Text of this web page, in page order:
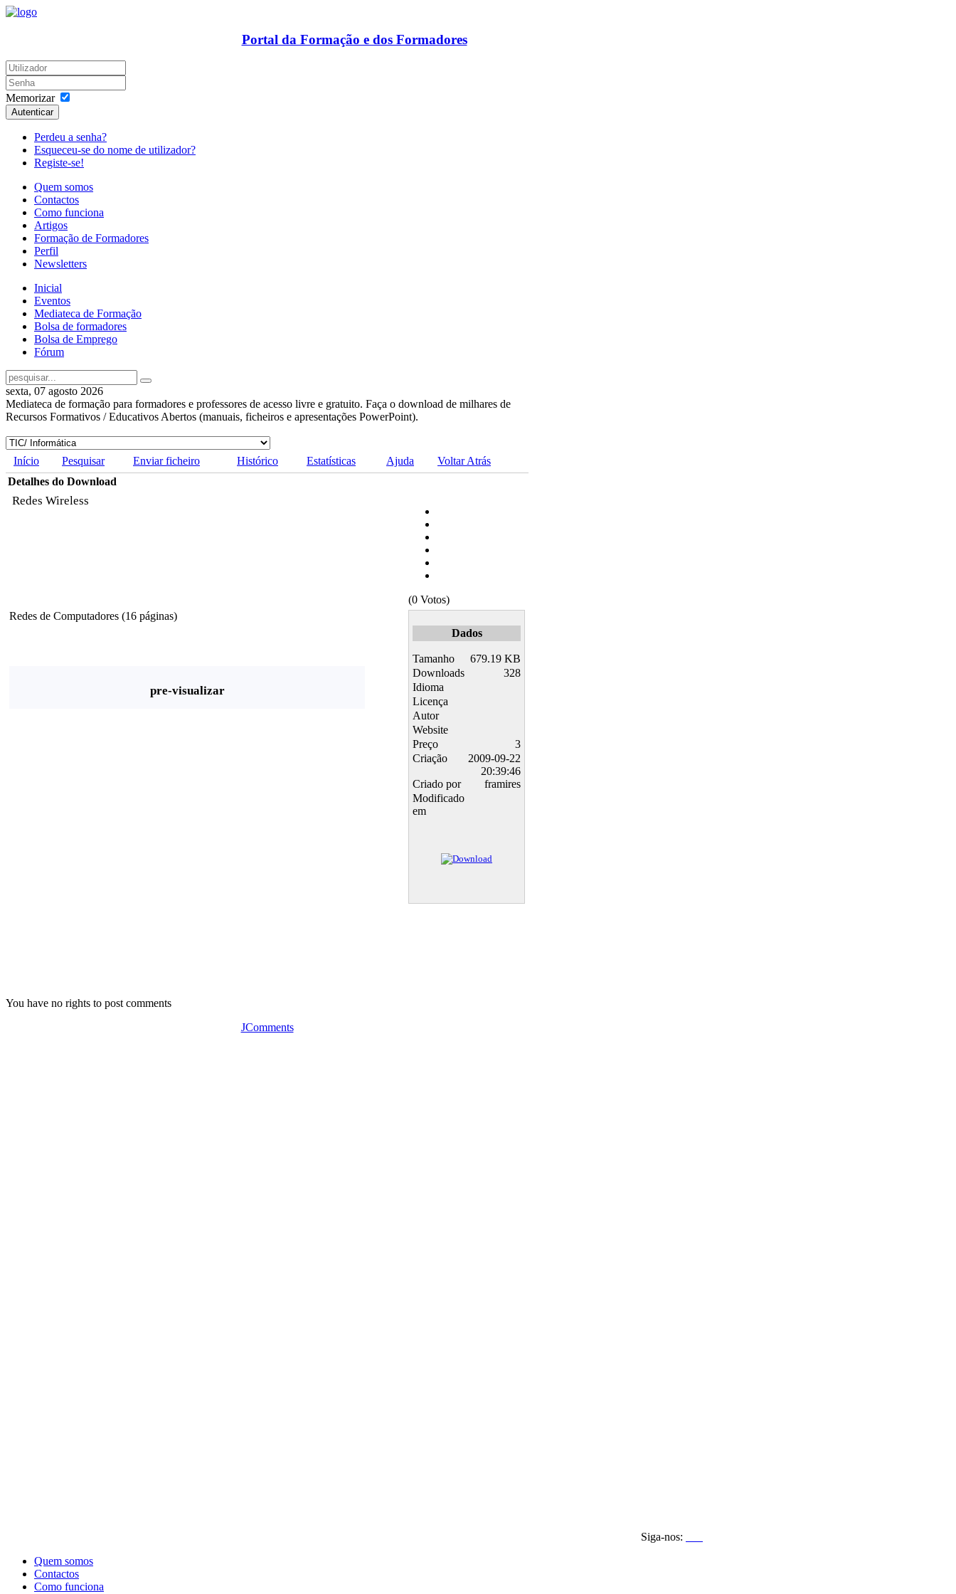
Portal da Formação e dos Formadores
Memorizar
Autenticar
Perdeu a senha?
Esqueceu-se do nome de utilizador?
Registe-se!
Quem somos
Contactos
Como funciona
Artigos
Formação de Formadores
Perfil
Newsletters
Inicial
Eventos
Mediateca de Formação
Bolsa de formadores
Bolsa de Emprego
Fórum
sexta, 07 agosto 2026
Mediateca de formação para formadores e professores de acesso livre e gratuito. Faça o download de milhares de
Recursos Formativos / Educativos Abertos (manuais, ficheiros e apresentações PowerPoint).
Início Pesquisar Enviar ficheiro Histórico Estatísticas Ajuda
Voltar Atrás
Detalhes do Download
Redes Wireless
(0 Votos)
Redes de Computadores (16 páginas)
pre-visualizar
Dados
Tamanho
679.19 KB
Downloads
328
Idioma
Licença
Autor
Website
Preço
3
Criação
2009-09-22
20:39:46
Criado por
framires
Modificado
em
You have no rights to post comments
JComments
Siga-nos:
Quem somos
Contactos
Como funciona